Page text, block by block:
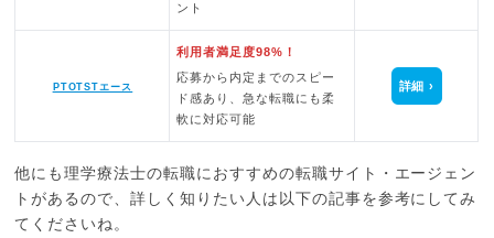
ント
PTOTSTエース
利用者満足度98%！
応募から内定までのスピー
ド感あり、急な転職にも柔
軟に対応可能
詳細
他にも理学療法士の転職におすすめの転職サイト・エージェン
トがあるので、詳しく知りたい人は以下の記事を参考にしてみ
てくださいね。